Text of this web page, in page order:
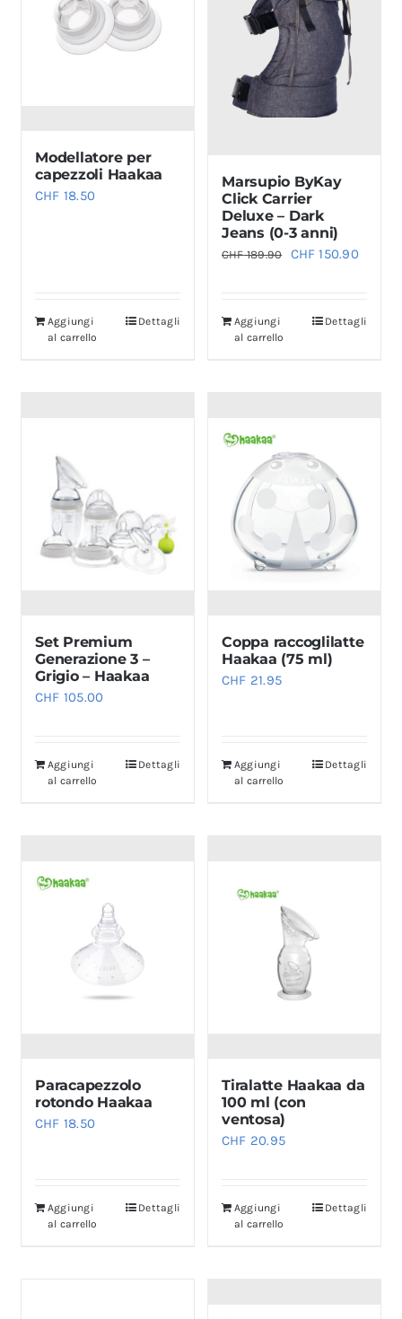
Modellatore per
capezzoli Haakaa
CHF 18.50
Aggiungi
al carrello
Dettagli
Marsupio ByKay
Click Carrier
Deluxe – Dark
Jeans (0-3 anni)
CHF189.90
Il
CHF 150.90Il
è:
Aggiungi
al carrello
Dettagli
Set Premium
Generazione 3 –
Grigio – Haakaa
CHF 105.00
Aggiungi
al carrello
Dettagli
Coppa raccoglilatte
Haakaa (75 ml)
CHF 21.95
Aggiungi
al carrello
Dettagli
Paracapezzolo
rotondo Haakaa
CHF 18.50
Aggiungi
al carrello
Dettagli
Tiralatte Haakaa da
100 ml (con
ventosa)
CHF 20.95
Aggiungi
al carrello
Dettagli